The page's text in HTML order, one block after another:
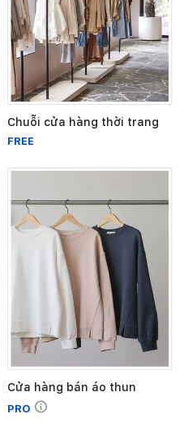
Chuỗi cửa hàng thời trang
FREE
Cửa hàng bán áo thun
PRO